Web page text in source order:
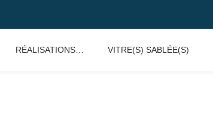
RÉALISATIONS… VITRE(S) SABLÉE(S)